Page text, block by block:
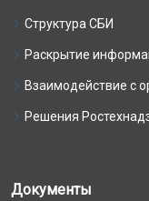
Структура СБИ
Раскрытие
Взаимодействие с
Решения
Документы